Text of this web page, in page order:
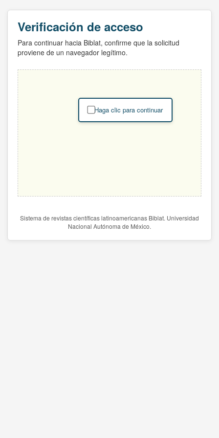
Verificación de acceso
Para continuar hacia Biblat, confirme que la solicitud
proviene de un navegador legítimo.
Haga clic para continuar
Sistema de revistas científicas latinoamericanas Biblat. Universidad
Nacional Autónoma de México.